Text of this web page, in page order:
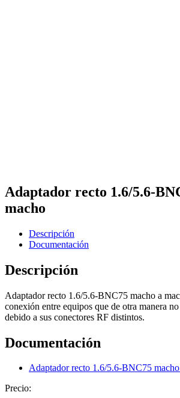
Adaptador recto 1.6/5.6-
macho
Descripción
Documentación
Descripción
Adaptador recto 1.6/5.6-BNC75 macho a
conexión entre equipos que de otra manera
debido a sus conectores RF distintos.
Documentación
Adaptador recto 1.6/5.6-BNC75
Precio: